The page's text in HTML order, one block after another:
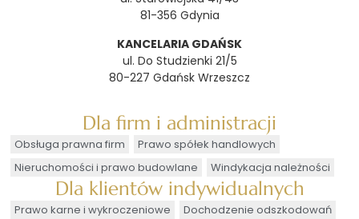
81-356 Gdynia
KANCELARIA GDAŃSK
ul. Do Studzienki 21/5
80-227 Gdańsk Wrzeszcz
Dla firm i administracji
Obsługa prawna firm
Prawo spółek handlowych
Nieruchomości i prawo budowlane
Windykacja należności
Dla klientów indywidualnych
Prawo karne i wykroczeniowe
Dochodzenie odszkodowań